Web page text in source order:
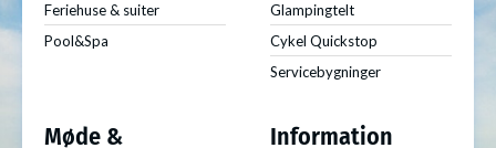
Feriehuse & suiter
Pool&Spa
Glampingtelt
Cykel Quickstop
Servicebygninger
Møde &
Information